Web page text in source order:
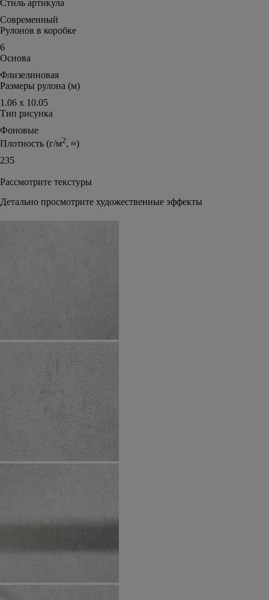
Стиль артикула
Современный
Рулонов в коробке
6
Основа
Флизелиновая
Размеры рулона (м)
1.06 х 10.05
Тип рисунка
Фоновые
Плотность (г/м2, ≈)
235
Рассмотрите текстуры
Детально просмотрите художественные эффекты